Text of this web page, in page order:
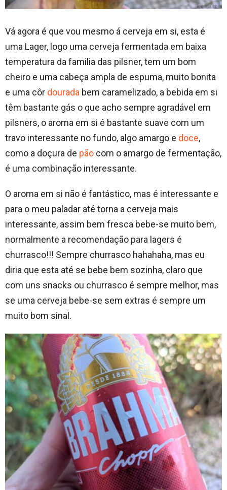
Vá agora é que vou mesmo á cerveja em si, esta é
uma Lager, logo uma cerveja fermentada em baixa
temperatura da familia das pilsner, tem um bom
cheiro e uma cabeça ampla de espuma, muito bonita
e uma côr dourada bem caramelizado, a bebida em si
têm bastante gás o que acho sempre agradável em
pilsners, o aroma em si é bastante suave com um
travo interessante no fundo, algo amargo e doce,
como a doçura de pão com o amargo de fermentação,
é uma combinação interessante.
O aroma em si não é fantástico, mas é interessante e
para o meu paladar até torna a cerveja mais
interessante, assim bem fresca bebe-se muito bem,
normalmente a recomendação para lagers é
churrasco!!! Sempre churrasco hahahaha, mas eu
diria que esta até se bebe bem sozinha, claro que
com uns snacks ou churrasco é sempre melhor, mas
se uma cerveja bebe-se sem extras é sempre um
muito bom sinal.